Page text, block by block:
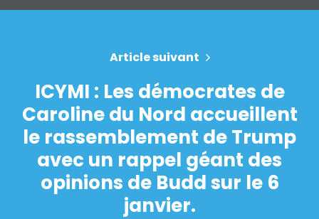
Presse
Vote
Faire un don
Article suivant
ICYMI : Les démocrates de
Caroline du Nord accueillent
le rassemblement de Trump
avec un rappel géant des
opinions de Budd sur le 6
janvier.